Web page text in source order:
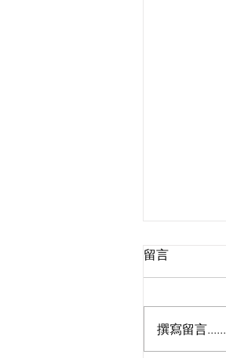
留言
撰寫留言......